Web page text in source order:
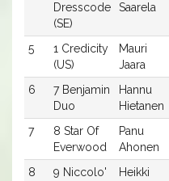
Dresscode
(SE)
Saarela
5
1 Credicity
(US)
Mauri
Jaara
6
7 Benjamin
Duo
Hannu
Hietanen
7
8 Star Of
Everwood
Panu
Ahonen
8
9 Niccolo'
Heikki